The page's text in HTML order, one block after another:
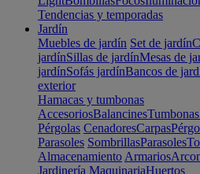
Tendencias y temporadas
Jardín
Muebles de jardín Set de jardín
jardínSillas de jardínMesas de
jardínSofás jardínBancos de
exterior
Hamacas y tumbonas
AccesoriosBalancinesTumbonas
Pérgolas CenadoresCarpas
Parasoles SombrillasParasoles
Almacenamiento Armarios
Jardinería MaquinariaHuertos